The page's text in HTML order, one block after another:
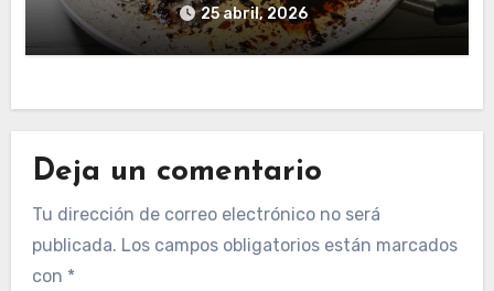
25 abril, 2026
Deja un comentario
Tu dirección de correo electrónico no será
publicada. Los campos obligatorios están marcados
con *